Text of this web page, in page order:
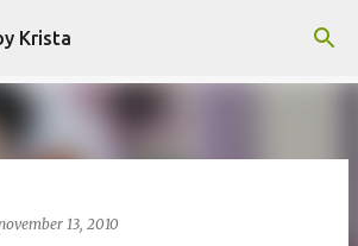
naar hoofdcontent
Krista
13, 2010